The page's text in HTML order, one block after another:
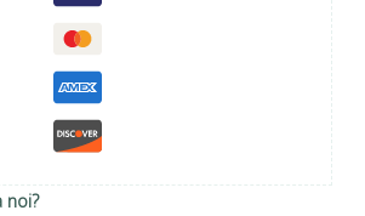
noi?